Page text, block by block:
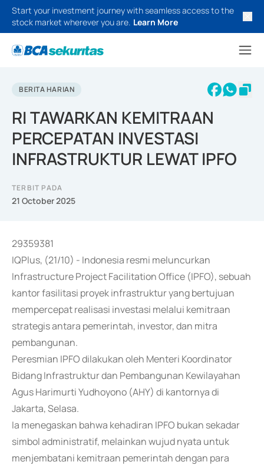
Start your investment journey with seamless access to the
stock market wherever you are. Learn More
BERITA HARIAN
RI TAWARKAN KEMITRAAN
PERCEPATAN INVESTASI
INFRASTRUKTUR LEWAT IPFO
TERBIT PADA
21 October 2025
29359381
IQPlus, (21/10) - Indonesia resmi meluncurkan
Infrastructure Project Facilitation Office (IPFO), sebuah
kantor fasilitasi proyek infrastruktur yang bertujuan
mempercepat realisasi investasi melalui kemitraan
strategis antara pemerintah, investor, dan mitra
pembangunan.
Peresmian IPFO dilakukan oleh Menteri Koordinator
Bidang Infrastruktur dan Pembangunan Kewilayahan
Agus Harimurti Yudhoyono (AHY) di kantornya di
Jakarta, Selasa.
Ia menegaskan bahwa kehadiran IPFO bukan sekadar
simbol administratif, melainkan wujud nyata untuk
menjembatani kemitraan pemerintah dengan para